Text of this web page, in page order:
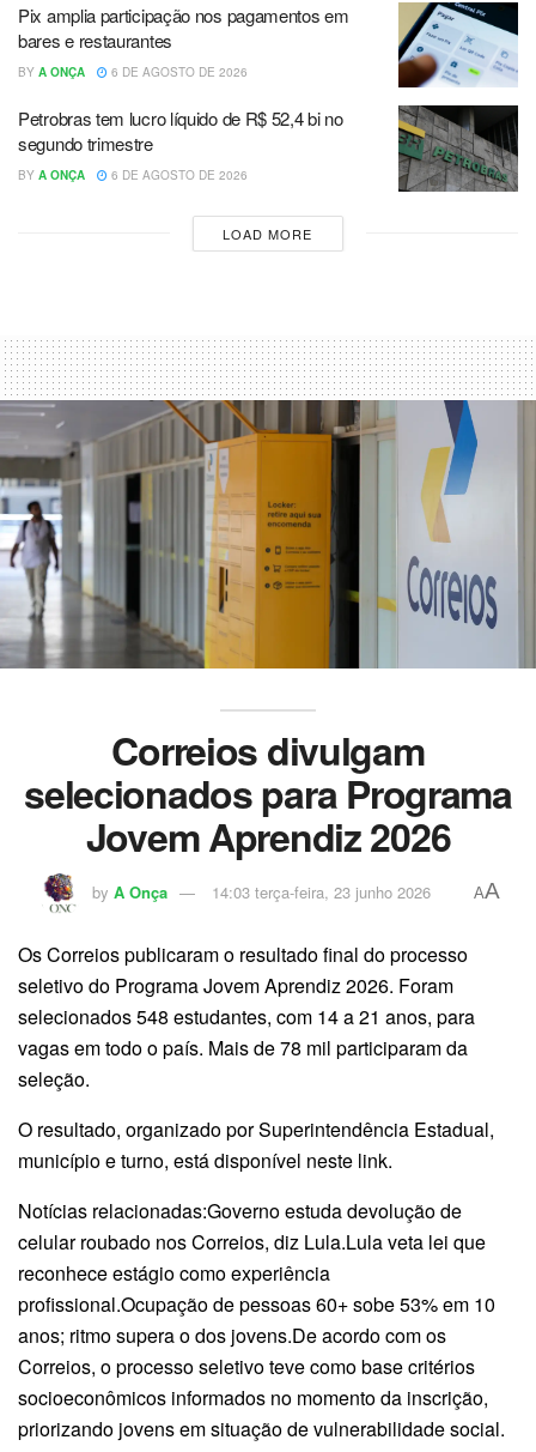
Pix amplia participação nos pagamentos em
bares e restaurantes
BY A ONÇA 6 DE AGOSTO DE 2026
Petrobras tem lucro líquido de R$ 52,4 bi no
segundo trimestre
BY A ONÇA 6 DE AGOSTO DE 2026
LOAD MORE
Correios divulgam
selecionados para Programa
Jovem Aprendiz 2026
by A Onça 14:03 terça-feira, 23 junho 2026 AA
Os Correios publicaram o resultado final do processo
seletivo do Programa Jovem Aprendiz 2026. Foram
selecionados 548 estudantes, com 14 a 21 anos, para
vagas em todo o país. Mais de 78 mil participaram da
seleção.
O resultado, organizado por Superintendência Estadual,
município e turno, está disponível neste link.
Notícias relacionadas:Governo estuda devolução de
celular roubado nos Correios, diz Lula.Lula veta lei que
reconhece estágio como experiência
profissional.Ocupação de pessoas 60+ sobe 53% em 10
anos; ritmo supera o dos jovens.De acordo com os
Correios, o processo seletivo teve como base critérios
socioeconômicos informados no momento da inscrição,
priorizando jovens em situação de vulnerabilidade social.